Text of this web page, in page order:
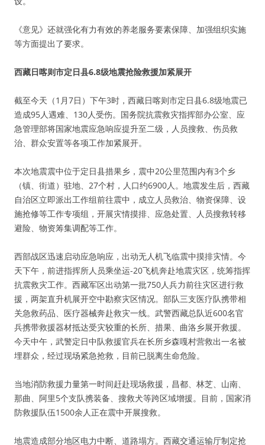
《意见》还就强化有力有效的养老服务要素保障、加强组织实施
等方面提出了要求。
西藏日喀则市定日县6.8级地震抢险救援加紧展开
截至今天（1月7日）下午3时，西藏日喀则市定日县6.8级地震已
造成95人遇难、130人受伤。国务院抗震救灾指挥部办公室、应
急管理部将国家地震应急响应提升至二级，人员搜救、伤员救
治、群众安置等各项工作加紧展开。
本次地震震中位于定日县措果乡，震中20公里范围内有3个乡
（镇、街道）驻地、27个村，人口约6900人。地震发生后，西藏
自治区立即派出工作组前往震中，成立人员救治、物资保障、设
施抢修等工作专项组，开展灾情摸排、应急处置、人员搜救转移
避险、物资筹集调配等工作。
西部战区迅速启动应急响应，出动无人机飞临震中摸排灾情。今
天下午，前进指挥所人员乘坐运-20飞机奔赴地震灾区，统筹指挥
抗震救灾工作。西藏军区出动第一批750人兵力前往灾区进行救
援，两架直升机展开空中勘察灾区情况。部队三支医疗队携带相
关急救药品、医疗器械奔赴救灾一线。武警西藏总队近600名官
兵携带救援器材抵达受灾较重的长所、措果、曲洛乡展开救援。
今天中午，武警定日中队救援官兵在长所乡森嘎村营救出一名被
埋群众，经过现场紧急抢救，目前已脱离生命危险。
当地消防救援力量第一时间赶赴现场救援，昌都、林芝、山南、
那曲、阿里5个支队携装备、搜救犬等跨区域增援。目前，国家消
防救援队伍1500余人正在震中开展搜救。
地震造成部分地区电力中断、道路塌方。西藏交通运输厅制定抢